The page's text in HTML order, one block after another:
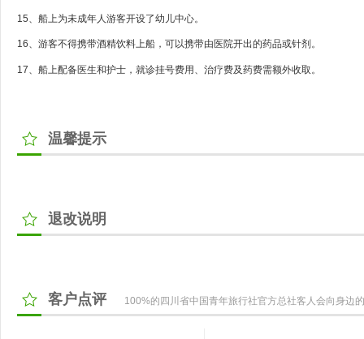
15、船上为未成年人游客开设了幼儿中心。
16、游客不得携带酒精饮料上船，可以携带由医院开出的药品或针剂。
17、船上配备医生和护士，就诊挂号费用、治疗费及药费需额外收取。
温馨提示
退改说明
客户点评 100%的四川省中国青年旅行社官方总社客人会向身边